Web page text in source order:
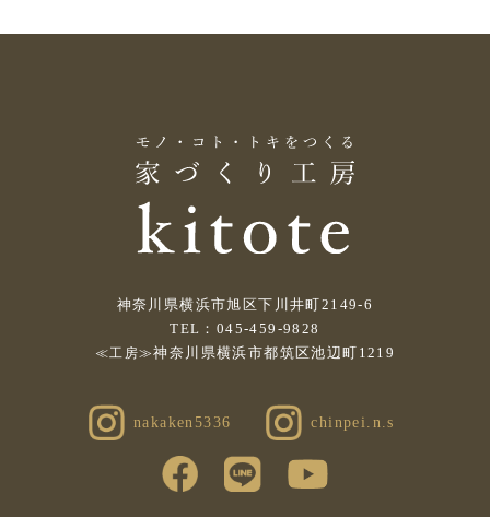
神奈川県横浜市旭区下川井町2149-6
TEL：045-459-9828
≪工房≫神奈川県横浜市都筑区池辺町1219
nakaken5336 chinpei.n.s